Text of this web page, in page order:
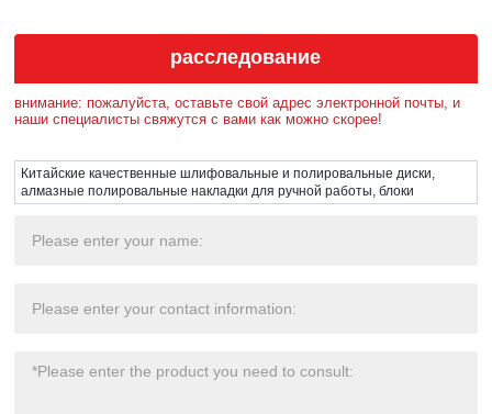
расследование
внимание: пожалуйста, оставьте свой адрес электронной почты, и
наши специалисты свяжутся с вами как можно скорее!
Китайские качественные шлифовальные и полировальные диски,
алмазные полировальные накладки для ручной работы, блоки